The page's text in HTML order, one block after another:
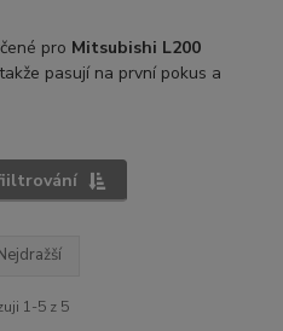
pro Mitsubishi L200
pasují na první pokus a
1-5 z 5